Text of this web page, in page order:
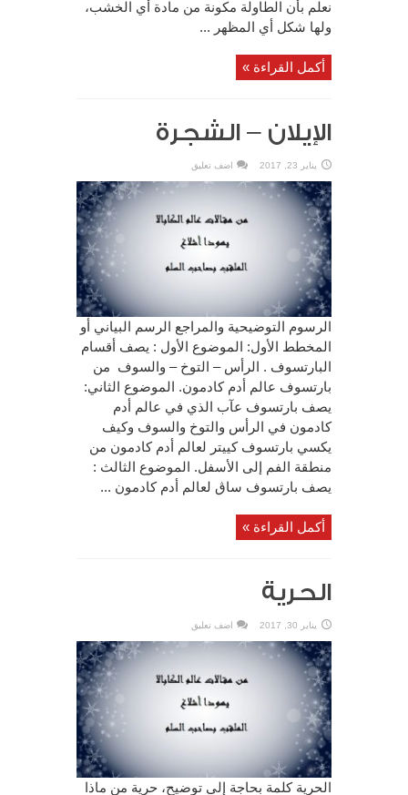
نعلم بأن الطاولة مكونة من مادة أي الخشب،
ولها شكل أي المظهر ...
أكمل القراءة »
الإيلان – الشجرة
يناير 23, 2017 اضف تعليق
الرسوم التوضيحية والمراجع الرسم البياني أو
المخطط الأول: الموضوع الأول : يصف أقسام
البارتسوف . الرأس – التوخ – والسوف من
بارتسوف عالم أدم كادمون. الموضوع الثاني:
يصف بارتسوف عآب الذي في عالم أدم
كادمون في الرأس والتوخ والسوف وكيف
يكسي بارتسوف كييتر لعالم أدم كادمون من
منطقة الفم إلى الأسفل. الموضوع الثالث :
يصف بارتسوف ساڨ لعالم أدم كادمون ...
أكمل القراءة »
الحرية
يناير 30, 2017 اضف تعليق
الحرية كلمة بحاجة إلى توضيح، حرية من ماذا